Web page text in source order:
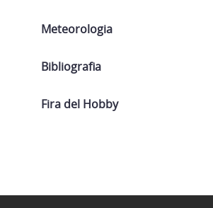
Meteorologia
Bibliografia
Fira del Hobby